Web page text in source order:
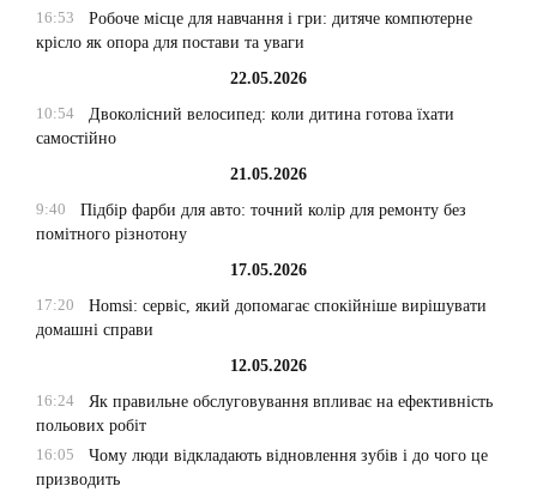
16:53
Робоче місце для навчання і гри: дитяче компютерне
крісло як опора для постави та уваги
22.05.2026
10:54
Двоколісний велосипед: коли дитина готова їхати
самостійно
21.05.2026
9:40
Підбір фарби для авто: точний колір для ремонту без
помітного різнотону
17.05.2026
17:20
Homsi: сервіс, який допомагає спокійніше вирішувати
домашні справи
12.05.2026
16:24
Як правильне обслуговування впливає на ефективність
польових робіт
16:05
Чому люди відкладають відновлення зубів і до чого це
призводить